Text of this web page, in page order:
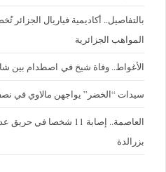
بالتفاصيل.. أكاديمية فياريال
المواهب الجزائرية
الأغواط.. وفاة شيخ في اصطدام بين
سيدات “الخضر” يواجهن مالاوي في
العاصمة.. إصابة 11 شخصا
بزرالدة